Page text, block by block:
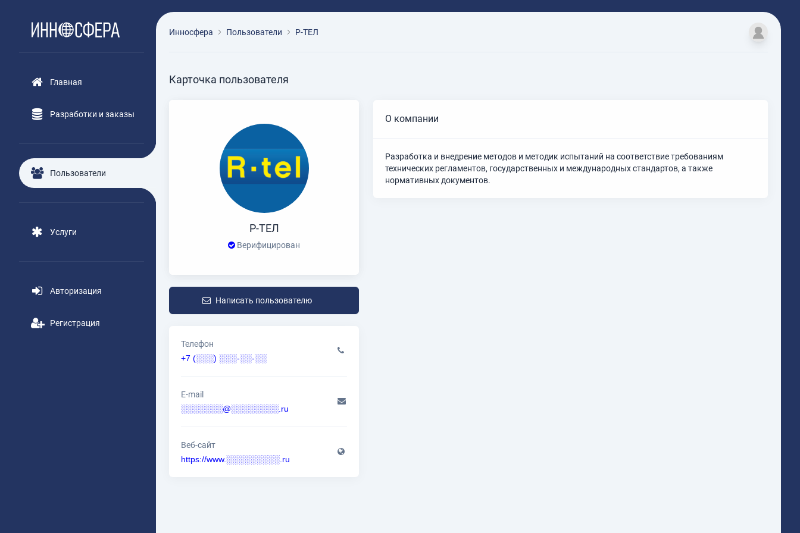
Главная
Разработки и заказы
Пользователи
Услуги
Авторизация
Регистрация
Инносфера Пользователи Р-ТЕЛ
Карточка пользователя
Р-ТЕЛ
Верифицирован
Написать пользователю
Телефон
+7 (░░░) ░░░-░░-░░
E-mail
░░░░░░░@░░░░░░░░.ru
Веб-сайт
https://www.░░░░░░░░░.ru
О компании
Разработка и внедрение методов и методик испытаний на соответствие требованиям
технических регламентов, государственных и международных стандартов, а также
нормативных документов.